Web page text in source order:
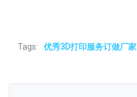
Tags: 优秀3D打印服务订做厂家